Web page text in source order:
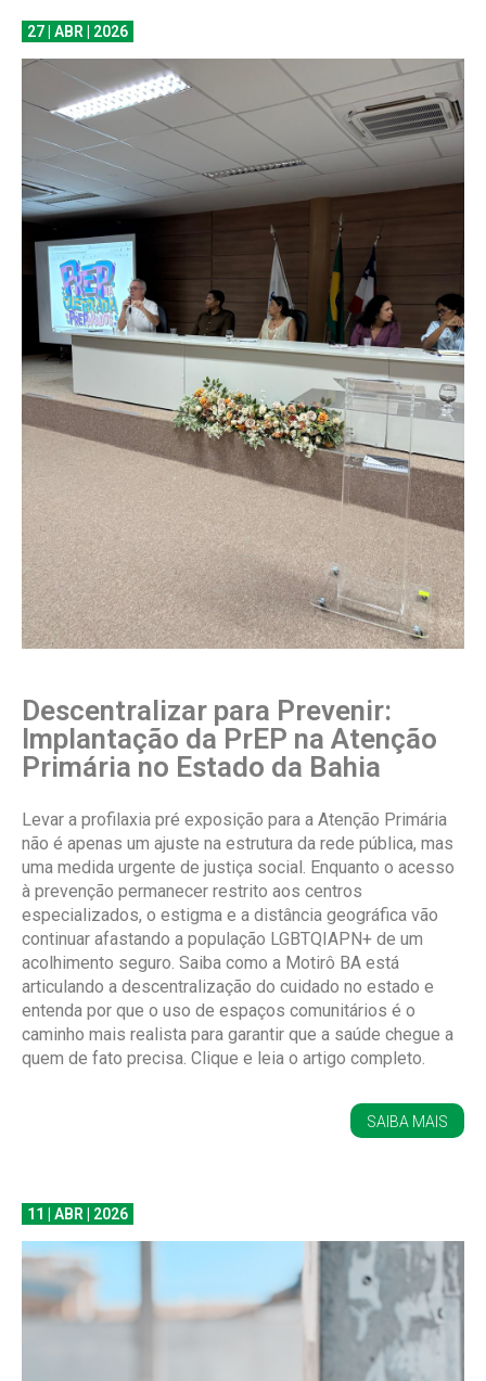
27 | ABR | 2026
Descentralizar para Prevenir:
Implantação da PrEP na Atenção
Primária no Estado da Bahia
Levar a profilaxia pré exposição para a Atenção Primária
não é apenas um ajuste na estrutura da rede pública, mas
uma medida urgente de justiça social. Enquanto o acesso
à prevenção permanecer restrito aos centros
especializados, o estigma e a distância geográfica vão
continuar afastando a população LGBTQIAPN+ de um
acolhimento seguro. Saiba como a Motirô BA está
articulando a descentralização do cuidado no estado e
entenda por que o uso de espaços comunitários é o
caminho mais realista para garantir que a saúde chegue a
quem de fato precisa. Clique e leia o artigo completo.
SAIBA MAIS
11 | ABR | 2026